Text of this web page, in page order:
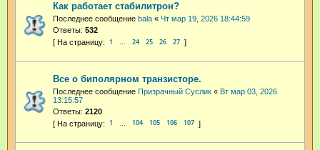
Как работает стабилитрон?
Последнее сообщение bala « Чт мар 19, 2026 18:44:59
Ответы: 532
1 … 24 25 26 27
Все о биполярном транзисторе.
Последнее сообщение Призрачный Суслик « Вт мар 03, 2026
13:15:57
Ответы: 2120
1 104 105 106 107